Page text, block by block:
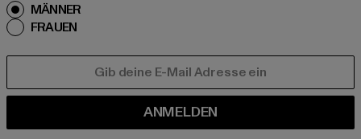
MÄNNER
FRAUEN
ANMELDEN